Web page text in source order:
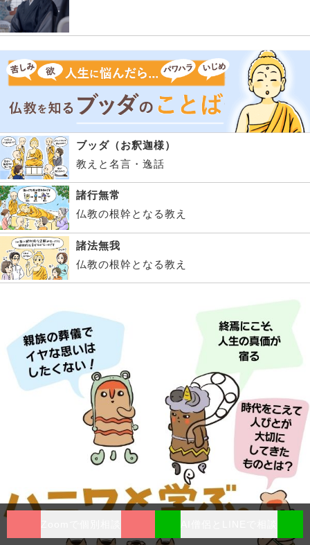
ブッダ（お釈迦様）
教えと名言・逸話
諸行無常
仏教の根幹となる教え
諸法無我
仏教の根幹となる教え